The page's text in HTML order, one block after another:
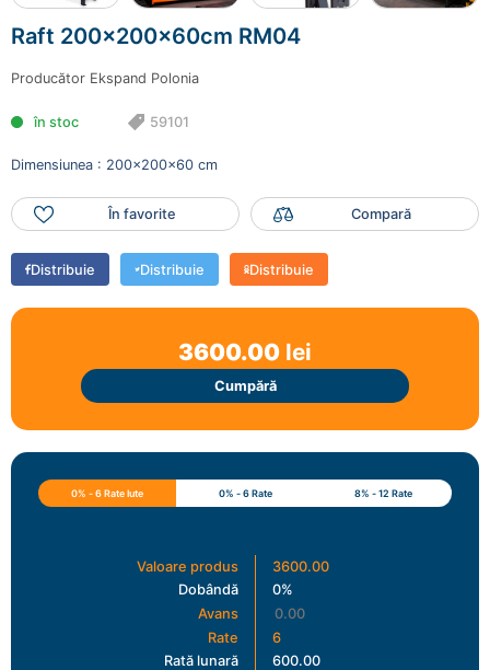
Raft 200x200x60cm RM04
Producător Ekspand Polonia
în stoc 59101
Dimensiunea : 200x200x60 cm
În favorite Compară
Distribuie Distribuie Distribuie
3600.00 lei
Cumpără
Mai adaugă produse
0% - 6 Rate Iute 0% - 6 Rate 8% - 12 Rate
Valoare produs
3600.00
Dobândă
0%
Avans
Rate
6
Rată lunară
600.00